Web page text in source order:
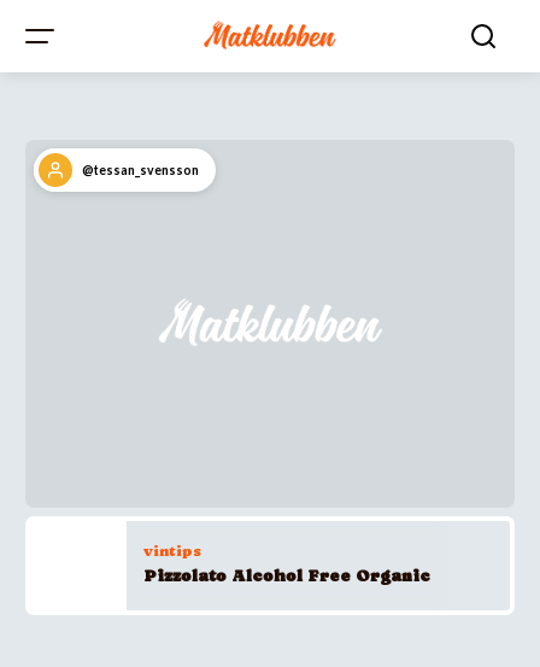
@tessan_svensson
vintips
Pizzolato Alcohol Free Organic